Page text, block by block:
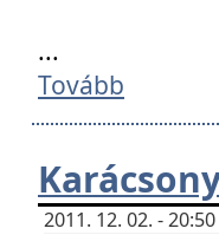
...
Tovább
2011. 12. 02. -